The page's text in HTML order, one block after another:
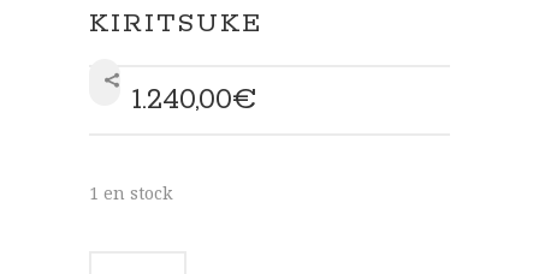
KIRITSUKE
1.240,00€
1 en stock